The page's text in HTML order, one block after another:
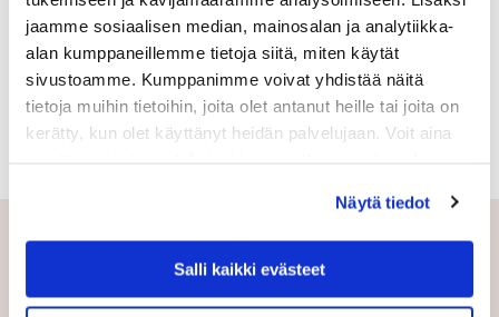
jaamme sosiaalisen median, mainosalan ja analytiikka-
alan kumppaneillemme tietoja siitä, miten käytät
sivustoamme. Kumppanimme voivat yhdistää näitä
tietoja muihin tietoihin, joita olet antanut heille tai joita on
kerätty, kun olet käyttänyt heidän palvelujaan. Voit aina
Näytä tiedot
Salli kaikki evästeet